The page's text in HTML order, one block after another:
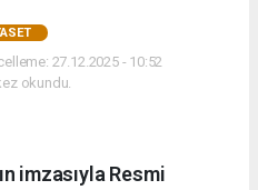
27.12.2025 - 10:52
okundu.
imzasıyla Resmi